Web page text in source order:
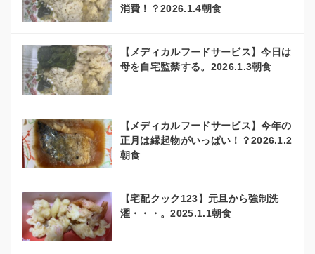
消費！？2026.1.4朝食
【メディカルフードサービス】今日は
母を自宅監禁する。2026.1.3朝食
【メディカルフードサービス】今年の
正月は縁起物がいっぱい！？2026.1.2
朝食
【宅配クック123】元旦から強制洗
濯・・・。2025.1.1朝食